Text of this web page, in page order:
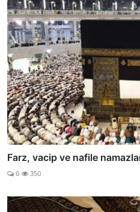
Farz, vacip ve nafile namazlar
0 350